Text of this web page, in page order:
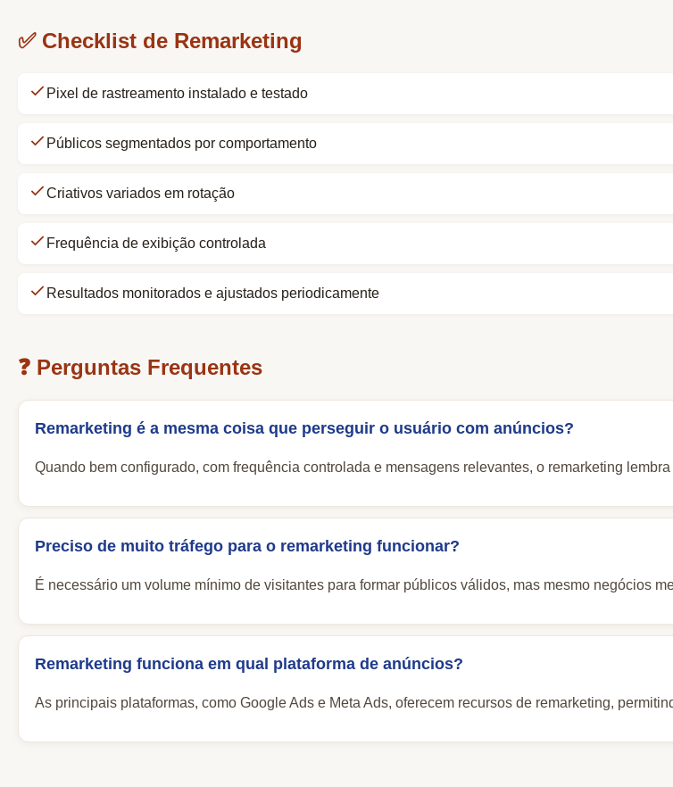
✅ Checklist de Remarketing
Pixel de rastreamento instalado e testado
Públicos segmentados por comportamento
Criativos variados em rotação
Frequência de exibição controlada
Resultados monitorados e ajustados periodicamente
❓ Perguntas Frequentes
Remarketing é a mesma coisa que perseguir o usuário com anúncios?
Quando bem configurado, com frequência controlada e mensagens relevantes, o remarketing
Preciso de muito tráfego para o remarketing funcionar?
É necessário um volume mínimo de visitantes para formar públicos válidos, mas mesmo negócios
Remarketing funciona em qual plataforma de anúncios?
As principais plataformas, como Google Ads e Meta Ads, oferecem recursos de remarketing,